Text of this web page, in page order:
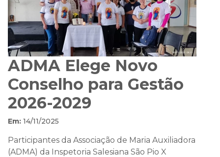
ADMA Elege Novo
Conselho para Gestão
2026-2029
Em: 14/11/2025
Participantes da Associação de Maria Auxiliadora
(ADMA) da Inspetoria Salesiana São Pio X